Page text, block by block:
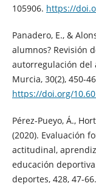
105906. https://
Panadero, E., &
alumnos? Revisión
autorregulación del
Murcia, 30(2), 450-
https://doi.org/
Pérez-Pueyo, Á.,
(2020). Evaluación
actitudinal,
educación
deportes, 428, 47-66.